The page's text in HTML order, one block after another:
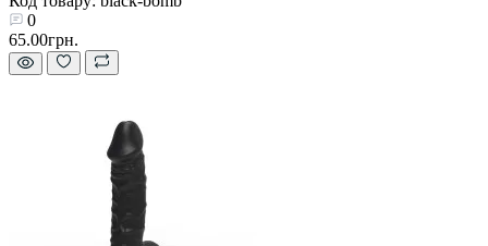
0
65.00грн.